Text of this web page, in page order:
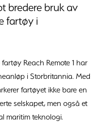
bredere bruk av
fartøy i
Reach Remote 1 har
i Storbritannia. Med
fartøyet ikke bare en
selskapet, men også et
maritim teknologi.